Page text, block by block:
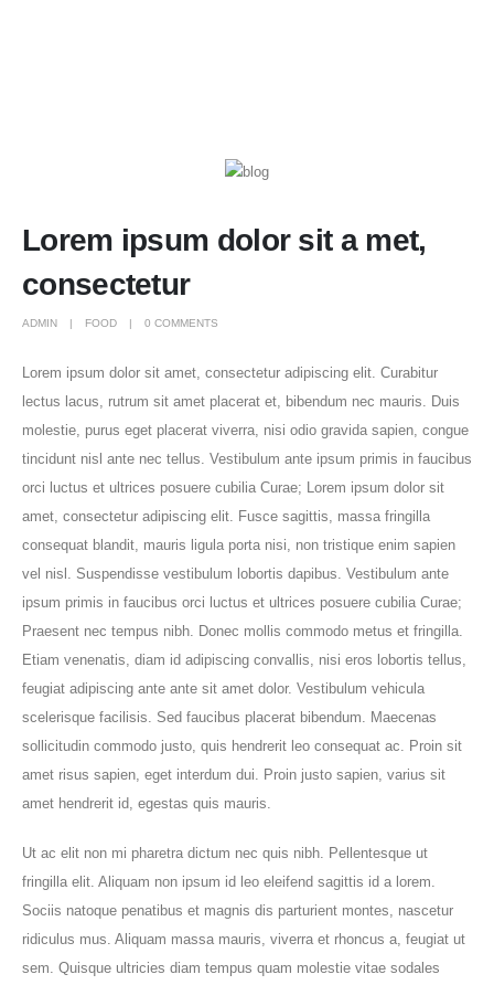
Lorem ipsum dolor sit a met,
consectetur
ADMIN FOOD 0 COMMENTS
Lorem ipsum dolor sit amet, consectetur adipiscing elit. Curabitur
lectus lacus, rutrum sit amet placerat et, bibendum nec mauris. Duis
molestie, purus eget placerat viverra, nisi odio gravida sapien, congue
tincidunt nisl ante nec tellus. Vestibulum ante ipsum primis in faucibus
orci luctus et ultrices posuere cubilia Curae; Lorem ipsum dolor sit
amet, consectetur adipiscing elit. Fusce sagittis, massa fringilla
consequat blandit, mauris ligula porta nisi, non tristique enim sapien
vel nisl. Suspendisse vestibulum lobortis dapibus. Vestibulum ante
ipsum primis in faucibus orci luctus et ultrices posuere cubilia Curae;
Praesent nec tempus nibh. Donec mollis commodo metus et fringilla.
Etiam venenatis, diam id adipiscing convallis, nisi eros lobortis tellus,
feugiat adipiscing ante ante sit amet dolor. Vestibulum vehicula
scelerisque facilisis. Sed faucibus placerat bibendum. Maecenas
sollicitudin commodo justo, quis hendrerit leo consequat ac. Proin sit
amet risus sapien, eget interdum dui. Proin justo sapien, varius sit
amet hendrerit id, egestas quis mauris.
Ut ac elit non mi pharetra dictum nec quis nibh. Pellentesque ut
fringilla elit. Aliquam non ipsum id leo eleifend sagittis id a lorem.
Sociis natoque penatibus et magnis dis parturient montes, nascetur
ridiculus mus. Aliquam massa mauris, viverra et rhoncus a, feugiat ut
sem. Quisque ultricies diam tempus quam molestie vitae sodales